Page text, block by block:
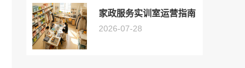
家政服务实训室运营指南
2026-07-28